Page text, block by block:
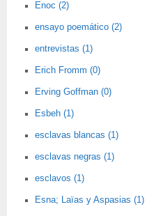
Enoc (2)
ensayo poemático (2)
entrevistas (1)
Erich Fromm (0)
Erving Goffman (0)
Esbeh (1)
esclavas blancas (1)
esclavas negras (1)
esclavos (1)
Esna; Laïas y Aspasias (1)